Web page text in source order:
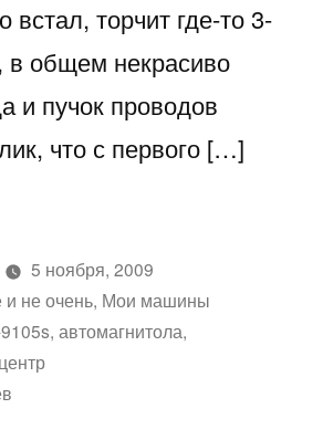
встал, торчит где-то 3-
в общем некрасиво
и пучок проводов
что с первого […]
5 ноября, 2009
не очень, Мои машины
, автомагнитола,
к